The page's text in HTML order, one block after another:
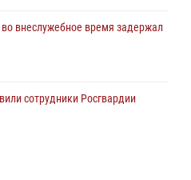
внеслужебное время задержал
сотрудники Росгвардии
тренировку в полевых